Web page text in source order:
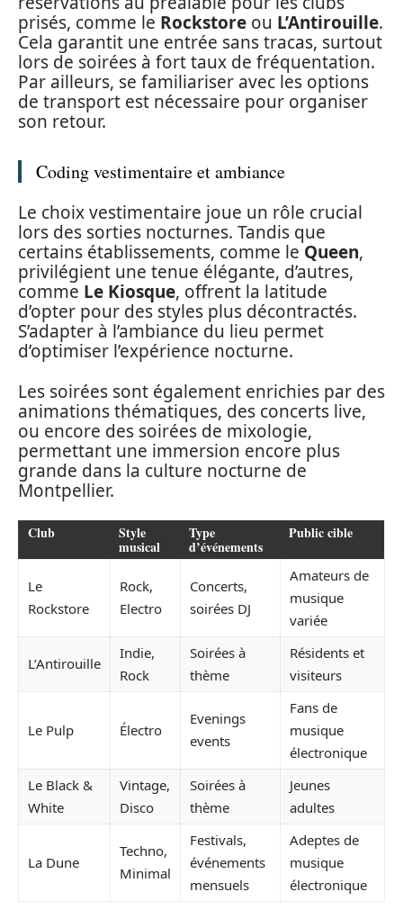
prisés, comme le Rockstore ou L’Antirouille.
Cela garantit une entrée sans tracas, surtout
lors de soirées à fort taux de fréquentation.
Par ailleurs, se familiariser avec les options
de transport est nécessaire pour organiser
son retour.
Coding vestimentaire et ambiance
Le choix vestimentaire joue un rôle crucial
lors des sorties nocturnes. Tandis que
certains établissements, comme le Queen,
privilégient une tenue élégante, d’autres,
comme Le Kiosque, offrent la latitude
d’opter pour des styles plus décontractés.
S’adapter à l’ambiance du lieu permet
d’optimiser l’expérience nocturne.
Les soirées sont également enrichies par des
animations thématiques, des concerts live,
ou encore des soirées de mixologie,
permettant une immersion encore plus
grande dans la culture nocturne de
Montpellier.
Club Style
musical
Type
d’événements
Public cible
Le
Rockstore
Rock,
Electro
Concerts,
soirées DJ
Amateurs de
musique
variée
L’Antirouille
Indie,
Rock
Soirées à
thème
Résidents et
visiteurs
Le Pulp Électro
Evenings
events
Fans de
musique
électronique
Le Black &
White
Vintage,
Disco
Soirées à
thème
Jeunes
adultes
La Dune
Techno,
Minimal
Festivals,
événements
mensuels
Adeptes de
musique
électronique